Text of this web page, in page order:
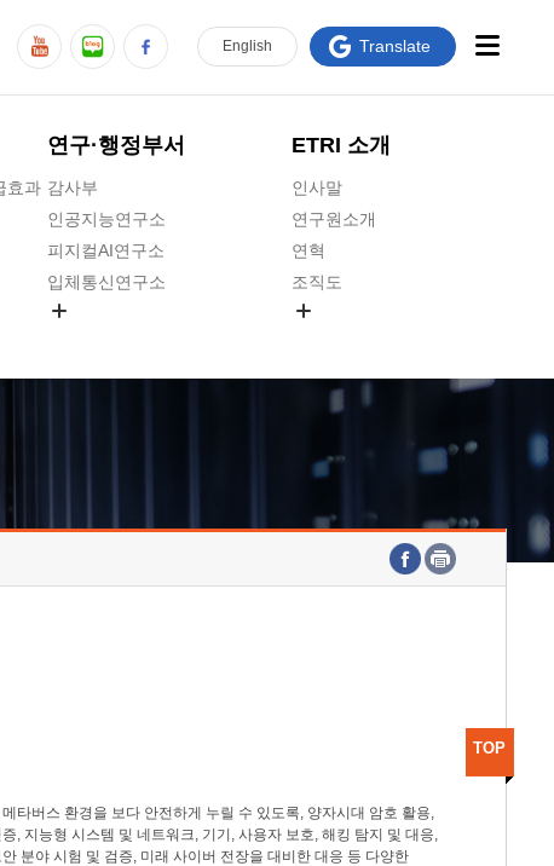
효과
연구·행정부서
감사부
인공지능연구소
피지컬AI연구소
입체통신연구소
호남권연구본부
기획본부
ETRI 소개
인사말
연구원소개
연혁
조직도
연구원 고객헌장
주요업무연락처
English Translate
타버스 환경을 보다 안전하게 누릴 수 있도록, 양자시대 암호 활용,
, 지능형 시스템 및 네트워크, 기기, 사용자 보호, 해킹 탐지 및 대응,
분야 시험 및 검증, 미래 사이버 전장을 대비한 대응 등 다양한
TOP